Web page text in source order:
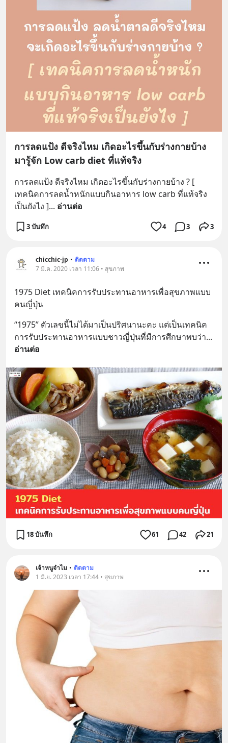
การลดแป้ง ดีจริงไหม เกิดอะไรขึ้นกับร่างกายบ้าง
มารู้จัก Low carb diet ที่แท้จริง
การลดแป้ง ดีจริงไหม เกิดอะไรขึ้นกับร่างกายบ้าง ? [
เทคนิคการลดน้ำหนักแบบกินอาหาร low carb ที่แท้จริง
เป็นยังไง ]... อ่านต่อ
3 บันทึก 4 3 3
chicchic-jp • ติดตาม
7 มี.ค. 2020 เวลา 11:06 • สุขภาพ
1975 Diet เทคนิคการรับประทานอาหารเพื่อสุขภาพแบบ
คนญี่ปุ่น
“1975” ตัวเลขนี้ไม่ได้มาเป็นปริศนานะคะ แต่เป็นเทคนิค
การรับประทานอาหารแบบชาวญี่ปุ่นที่มีการศึกษาพบว่า
อ่านต่อ
18 บันทึก 61 42 21
เจ้าหนูจำไม • ติดตาม
1 มิ.ย. 2023 เวลา 17:44 • สุขภาพ